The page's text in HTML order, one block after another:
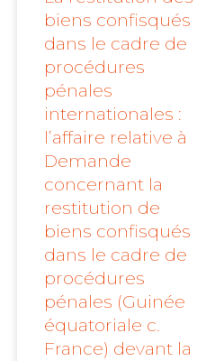
biens confisqués
dans le cadre de
procédures
pénales
internationales :
l’affaire relative à
Demande
concernant la
restitution de
biens confisqués
dans le cadre de
procédures
pénales (Guinée
équatoriale c.
France) devant la